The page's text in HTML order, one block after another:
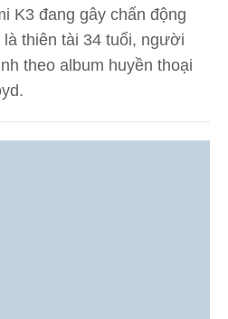
K3 đang gây chấn động
thiên tài 34 tuổi, người
theo album huyền thoại